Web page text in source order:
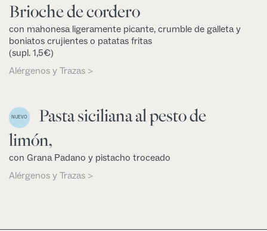
Brioche de cordero
con mahonesa ligeramente picante, crumble de galleta y
boniatos crujientes o patatas fritas
(supl. 1,5€)
Alérgenos y Trazas >
NUEVO
Pasta siciliana al pesto de
limón,
con Grana Padano y pistacho troceado
Alérgenos y Trazas >